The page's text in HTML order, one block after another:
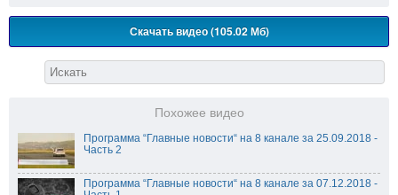
Скачать видео (105.02 Мб)
Похожее видео
Программа “Главные новости“ на 8 канале за 25.09.2018 -
Часть 2
Программа “Главные новости“ на 8 канале за 07.12.2018 -